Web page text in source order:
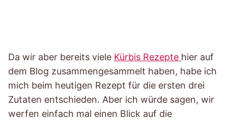
Da wir aber bereits viele Kürbis Rezepte hier auf
dem Blog zusammengesammelt haben, habe ich
mich beim heutigen Rezept für die ersten drei
Zutaten entschieden. Aber ich würde sagen, wir
werfen einfach mal einen Blick auf die